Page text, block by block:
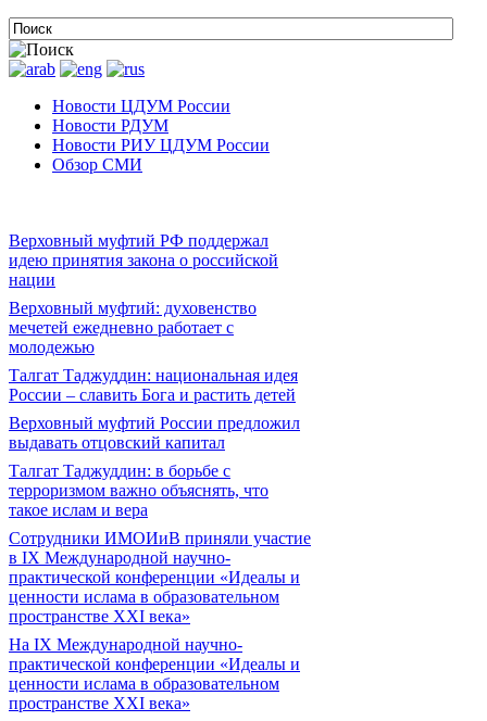
Новости ЦДУМ России
Новости РДУМ
Новости РИУ ЦДУМ России
Обзор СМИ
Верховный муфтий РФ поддержал
идею принятия закона о российской
нации
Верховный муфтий: духовенство
мечетей ежедневно работает с
молодежью
Талгат Таджуддин: национальная идея
России – славить Бога и растить детей
Верховный муфтий России предложил
выдавать отцовский капитал
Талгат Таджуддин: в борьбе с
терроризмом важно объяснять, что
такое ислам и вера
Сотрудники ИМОИиВ приняли участие
в IX Международной научно-
практической конференции «Идеалы и
ценности ислама в образовательном
пространстве XXI века»
На IX Международной научно-
практической конференции «Идеалы и
ценности ислама в образовательном
пространстве XXI века»